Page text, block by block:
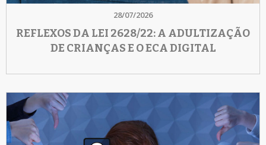
28/07/2026
REFLEXOS DA LEI 2628/22: A ADULTIZAÇÃO
DE CRIANÇAS E O ECA DIGITAL